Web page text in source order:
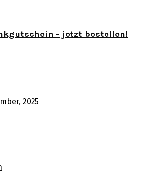
- jetzt bestellen!
2025